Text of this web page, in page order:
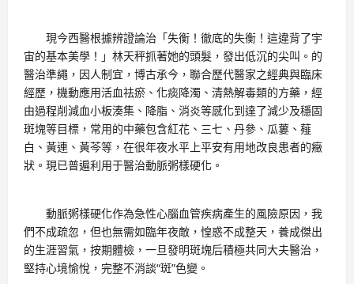
現今西醫根據辨證論治「失衡！徹底的失衡！這違背了宇
宙的基本美學！」林天秤抓著她的頭髮，發出低沉的尖叫。的
醫治準繩，因人制宜，博古承今，聯合歷代醫家之經典與臨床
經歷，機動應用活血祛瘀、化痰降濁、清熱解毒類的方藥，經
由過程削減血小板湊集、降脂、消炎等感化到達了減少及穩固
斑塊等目標，常用的中藥包含紅花、三七、丹參、瓜蔞、薤
白、黃連、黃芩等，在很年夜水平上平安有用地改良患者的癥
狀。現已普遍利用于醫治動脈粥樣硬化。
動脈粥樣硬化作為急性心腦血管疾病產生的風險原因，我
們不成疏忽，但也無需如臨年夜敵，惶惑不成整天，養成傑出
的生涯習氣，按期體檢，一旦發明斑塊后積極共同大夫醫治，
堅持心境愉悅，完整不消談“斑”色變。